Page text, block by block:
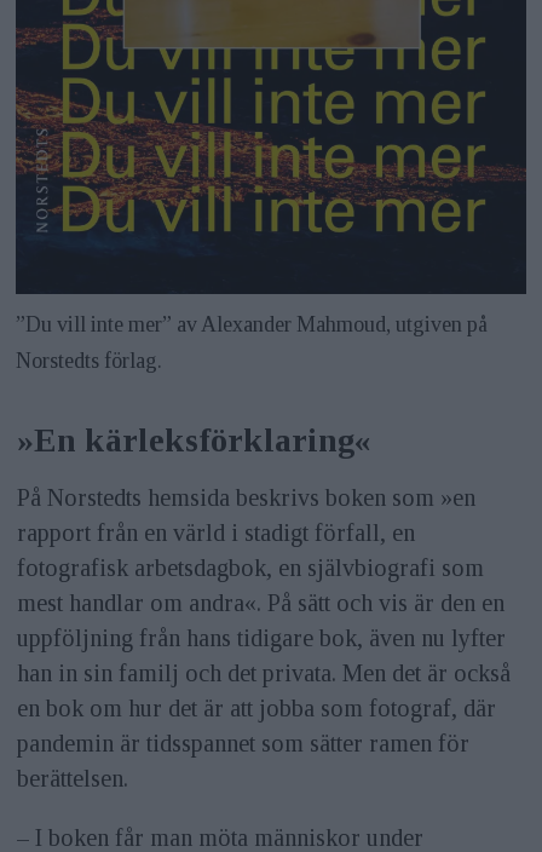
”Du vill inte mer” av Alexander Mahmoud, utgiven på
Norstedts förlag.
»En kärleksförklaring«
På Norstedts hemsida beskrivs boken som »en
rapport från en värld i stadigt förfall, en
fotografisk arbetsdagbok, en självbiografi som
mest handlar om andra«. På sätt och vis är den en
uppföljning från hans tidigare bok, även nu lyfter
han in sin familj och det privata. Men det är också
en bok om hur det är att jobba som fotograf, där
pandemin är tidsspannet som sätter ramen för
berättelsen.
– I boken får man möta människor under